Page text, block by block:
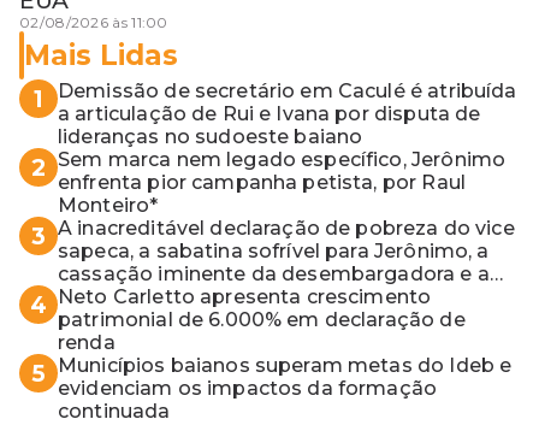
02/08/2026 às 11:00
Mais Lidas
1
Demissão de secretário em Caculé é atribuída
a articulação de Rui e Ivana por disputa de
lideranças no sudoeste baiano
2
Sem marca nem legado específico, Jerônimo
enfrenta pior campanha petista, por Raul
Monteiro*
3 A inacreditável declaração de pobreza do vice
sapeca, a sabatina sofrível para Jerônimo, a
cassação iminente da desembargadora e a
vaga do Quinto para o MP baiano
4
Neto Carletto apresenta crescimento
patrimonial de 6.000% em declaração de
renda
5
Municípios baianos superam metas do Ideb e
evidenciam os impactos da formação
continuada